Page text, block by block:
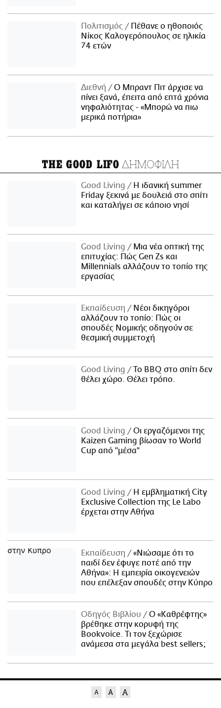
Πολιτισμός
Πέθανε ο ηθοποιός
Νίκος Καλογερόπουλος σε ηλικία
74 ετών
Διεθνή
Ο Μπραντ Πιτ άρχισε να
πίνει ξανά, έπειτα από επτά χρόνια
νηφαλιότητας - «Μπορώ να πιω
μερικά ποτήρια»
THE GOOD LIFO ΔΗΜΟΦΙΛΗ
Good Living
Η ιδανική summer
Friday ξεκινά με δουλειά στο σπίτι
και καταλήγει σε κάποιο νησί
Good Living
Μια νέα οπτική της
επιτυχίας: Πώς Gen Zs και
Millennials αλλάζουν το τοπίο της
εργασίας
Εκπαίδευση
Νέοι δικηγόροι
αλλάζουν το τοπίο: Πώς οι
σπουδές Νομικής οδηγούν σε
θεσμική συμμετοχή
Good Living
Το BBQ στο σπίτι δεν
θέλει χώρο. Θέλει τρόπο.
Good Living
Οι εργαζόμενοι της
Kaizen Gaming βίωσαν το World
Cup από "μέσα"
Good Living
Η εμβληματική City
Exclusive Collection της Le Labo
έρχεται στην Αθήνα
Εκπαίδευση
«Νιώσαμε ότι το
παιδί δεν έφυγε ποτέ από την
Αθήνα»: Η εμπειρία οικογενειών
που επέλεξαν σπουδές στην Κύπρο
Οδηγός Βιβλίου
Ο «Καθρέφτης»
βρέθηκε στην κορυφή της
Bookvoice. Τι τον ξεχώρισε
ανάμεσα στα μεγάλα best sellers;